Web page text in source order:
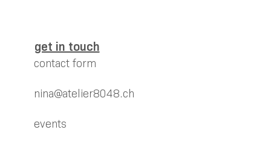
get in touch
contact form
nina@atelier8048.ch
events